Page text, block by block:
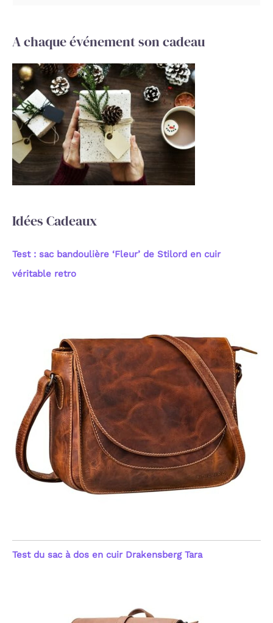
c
e
r
c
A chaque événement son cadeau
Idées Cadeaux
Test : sac bandoulière ‘Fleur’ de Stilord en cuir
véritable retro
Test du sac à dos en cuir Drakensberg Tara